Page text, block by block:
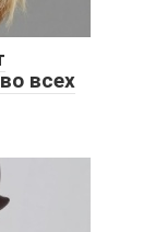
всех